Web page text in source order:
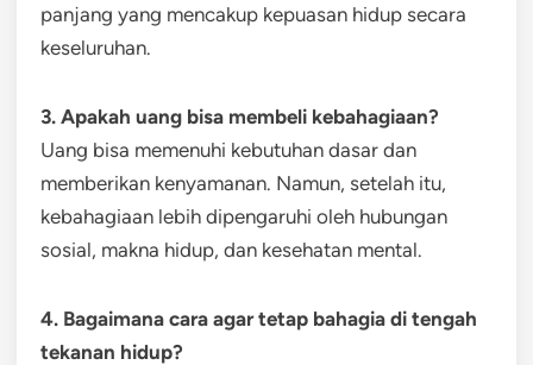
panjang yang mencakup kepuasan hidup secara
keseluruhan.
3. Apakah uang bisa membeli kebahagiaan?
Uang bisa memenuhi kebutuhan dasar dan
memberikan kenyamanan. Namun, setelah itu,
kebahagiaan lebih dipengaruhi oleh hubungan
sosial, makna hidup, dan kesehatan mental.
4. Bagaimana cara agar tetap bahagia di tengah
tekanan hidup?